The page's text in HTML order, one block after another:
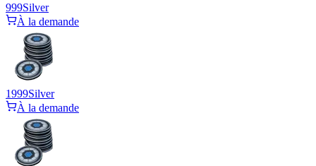
999Silver
À la demande
1999Silver
À la demande